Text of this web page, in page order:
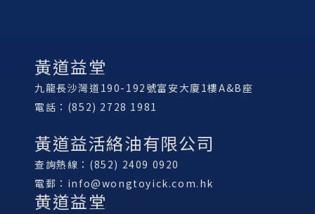
黃道益堂
九龍長沙灣道190-192號富安大廈1樓A&B座
電話：(852) 2728 1981
黃道益活絡油有限公司
查詢熱線：(852) 2409 0920
電郵： info@wongtoyick.com.hk
黄道益堂